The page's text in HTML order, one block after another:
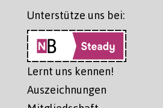
Unterstütze uns bei:
Lernt uns kennen!
Auszeichnungen